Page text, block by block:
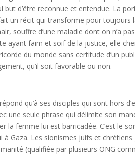
but d’être reconnue et entendue. La
un récit qui transforme pour toujours
souffre d’une maladie dont on n’a
ayant faim et soif de la justice, elle
du monde sans certitude d’un
qu’il soit favorable ou non.
qu’à ses disciples qui sont hors
une seule phrase qui délimite son
la femme lui est barricadée. C’est le
à Gaza. Les sionismes juifs et
(qualifiée par plusieurs ONG